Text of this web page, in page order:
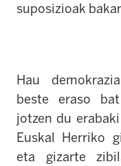
suposizioak
Hau
beste eraso
jotzen du
Euskal Herriko
eta gizarte